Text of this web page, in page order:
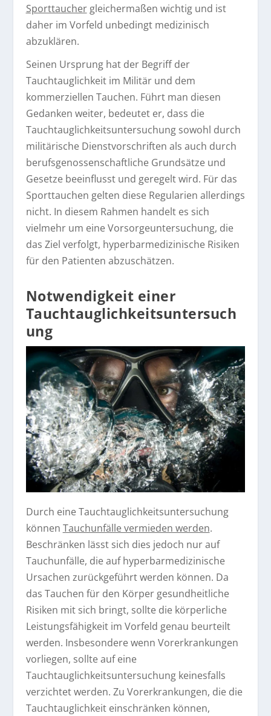
Sporttauchergleichermaßen wichtig und ist
daher im Vorfeld unbedingt medizinisch
abzuklären.
Seinen Ursprung hat der Begriff der
Tauchtauglichkeit im Militär und dem
kommerziellen Tauchen. Führt man diesen
Gedanken weiter, bedeutet er, dass die
Tauchtauglichkeitsuntersuchung sowohl durch
militärische Dienstvorschriften als auch durch
berufsgenossenschaftliche Grundsätze und
Gesetze beeinflusst und geregelt wird. Für das
Sporttauchen gelten diese Regularien allerdings
nicht. In diesem Rahmen handelt es sich
vielmehr um eine Vorsorgeuntersuchung, die
das Ziel verfolgt, hyperbarmedizinische Risiken
für den Patienten abzuschätzen.
Notwendigkeit einer
Tauchtauglichkeitsuntersuch
ung
Durch eine Tauchtauglichkeitsuntersuchung
können Tauchunfälle vermieden werden.
Beschränken lässt sich dies jedoch nur auf
Tauchunfälle, die auf hyperbarmedizinische
Ursachen zurückgeführt werden können. Da
das Tauchen für den Körper gesundheitliche
Risiken mit sich bringt, sollte die körperliche
Leistungsfähigkeit im Vorfeld genau beurteilt
werden. Insbesondere wenn Vorerkrankungen
vorliegen, sollte auf eine
Tauchtauglichkeitsuntersuchung keinesfalls
verzichtet werden. Zu Vorerkrankungen, die die
Tauchtauglichkeit einschränken können,